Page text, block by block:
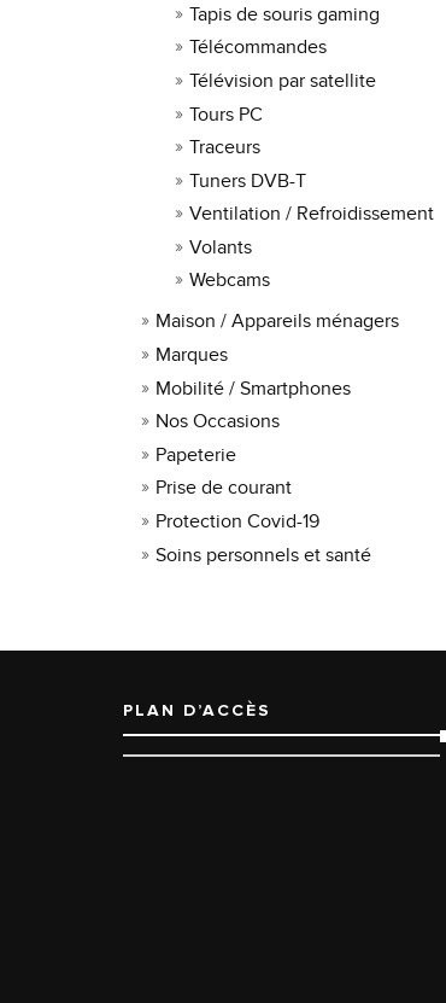
Tapis de souris gaming
Télécommandes
Télévision par satellite
Tours PC
Traceurs
Tuners DVB-T
Ventilation / Refroidissement
Volants
Webcams
Maison / Appareils ménagers
Marques
Mobilité / Smartphones
Nos Occasions
Papeterie
Prise de courant
Protection Covid-19
Soins personnels et santé
PLAN D’ACCÈS